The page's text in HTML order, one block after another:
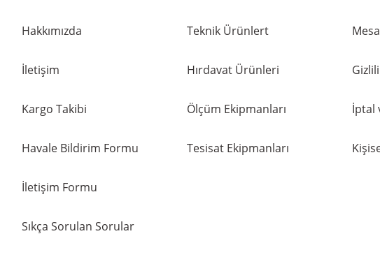
Hakkımızda
İletişim
Kargo Takibi
Havale Bildirim Formu
İletişim Formu
Sıkça Sorulan Sorular
Teknik Ürünlert
Hırdavat Ürünleri
Ölçüm Ekipmanları
Tesisat Ekipmanları
İptal